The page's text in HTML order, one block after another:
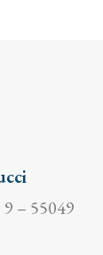
– 55049